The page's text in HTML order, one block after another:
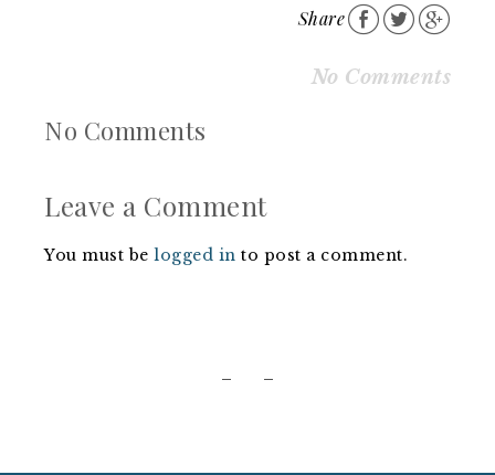
Share
No Comments
No Comments
Leave a Comment
You must be logged in to post a comment.